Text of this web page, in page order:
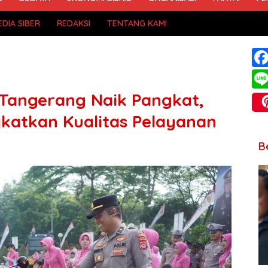
SIBER REDAKSI TENTANG KAMI
Naik Pangkat,
Kualitas Pelayanan